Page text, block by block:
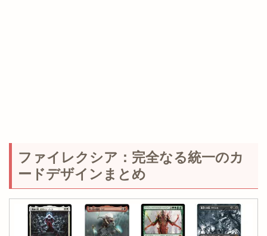
ファイレクシア：完全なる統一のカ
ードデザインまとめ